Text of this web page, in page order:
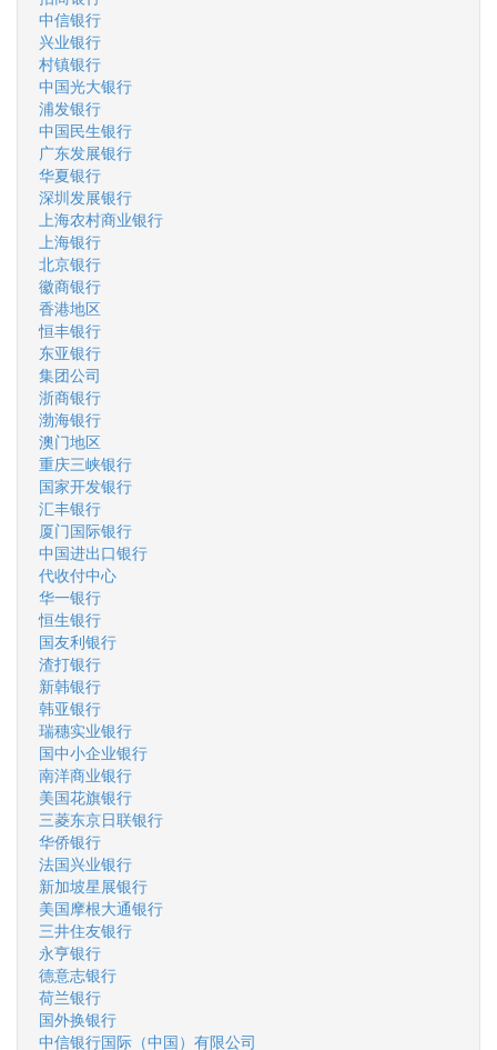
中信银行
兴业银行
村镇银行
中国光大银行
浦发银行
中国民生银行
广东发展银行
华夏银行
深圳发展银行
上海农村商业银行
上海银行
北京银行
徽商银行
香港地区
恒丰银行
东亚银行
集团公司
浙商银行
渤海银行
澳门地区
重庆三峡银行
国家开发银行
汇丰银行
厦门国际银行
中国进出口银行
代收付中心
华一银行
恒生银行
国友利银行
渣打银行
新韩银行
韩亚银行
瑞穗实业银行
国中小企业银行
南洋商业银行
美国花旗银行
三菱东京日联银行
华侨银行
法国兴业银行
新加坡星展银行
美国摩根大通银行
三井住友银行
永亨银行
德意志银行
荷兰银行
国外换银行
中信银行国际（中国）有限公司